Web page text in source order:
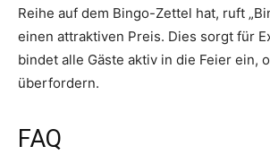
Reihe auf dem Bingo-Zettel hat, ruft
einen attraktiven Preis. Dies sorgt für
bindet alle Gäste aktiv in die Feier ein,
überfordern.
FAQ